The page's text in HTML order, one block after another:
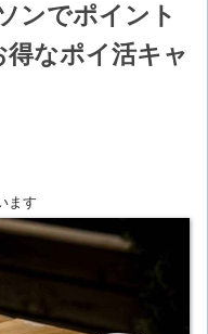
ンでポイント
なポイ活キャ
ます